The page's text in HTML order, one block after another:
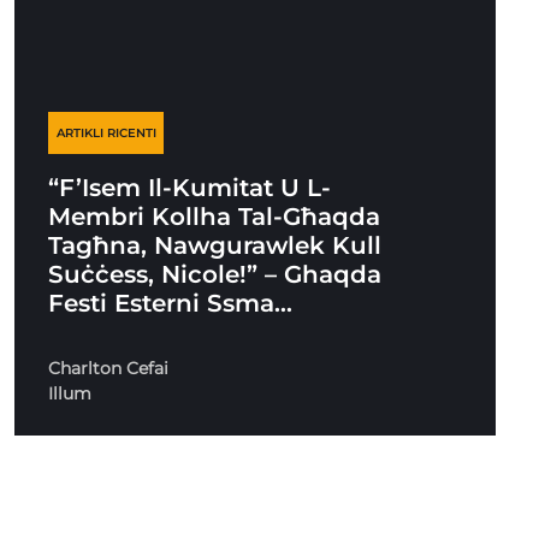
ARTIKLI RICENTI
“F’Isem Il-Kumitat U L-
Membri Kollha Tal-Għaqda
Tagħna, Nawgurawlek Kull
Suċċess, Nicole!” – Ghaqda
Festi Esterni Ssma…
Charlton Cefai
Illum